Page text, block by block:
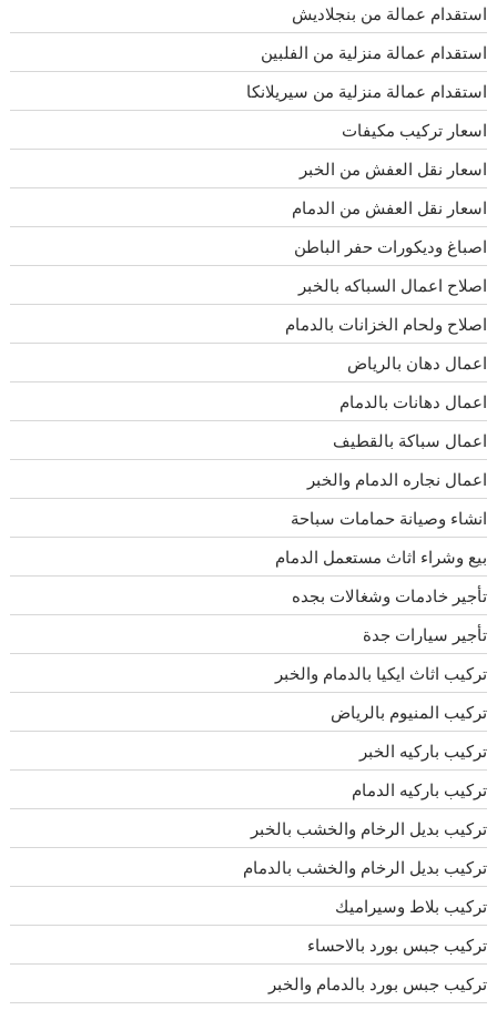
استقدام عمالة من بنجلاديش
استقدام عمالة منزلية من الفلبين
استقدام عمالة منزلية من سيريلانكا
اسعار تركيب مكيفات
اسعار نقل العفش من الخبر
اسعار نقل العفش من الدمام
اصباغ وديكورات حفر الباطن
اصلاح اعمال السباكه بالخبر
اصلاح ولحام الخزانات بالدمام
اعمال دهان بالرياض
اعمال دهانات بالدمام
اعمال سباكة بالقطيف
اعمال نجاره الدمام والخبر
انشاء وصيانة حمامات سباحة
بيع وشراء اثاث مستعمل الدمام
تأجير خادمات وشغالات بجده
تأجير سيارات جدة
تركيب اثاث ايكيا بالدمام والخبر
تركيب المنيوم بالرياض
تركيب باركيه الخبر
تركيب باركيه الدمام
تركيب بديل الرخام والخشب بالخبر
تركيب بديل الرخام والخشب بالدمام
تركيب بلاط وسيراميك
تركيب جبس بورد بالاحساء
تركيب جبس بورد بالدمام والخبر